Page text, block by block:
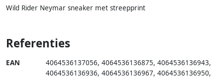
Wild Rider Neymar sneaker met streepprint
Referenties
EAN 4064536137056, 4064536136875, 4064536136943,
4064536136936, 4064536136967, 4064536136950,